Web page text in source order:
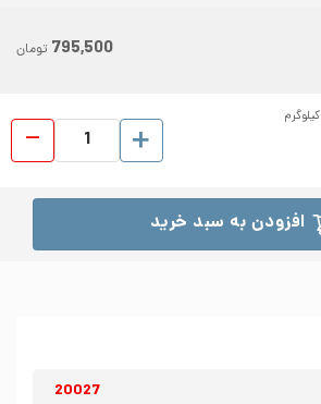
20027
795,500 تومان
کیلوگرم
افزودن به سبد خرید